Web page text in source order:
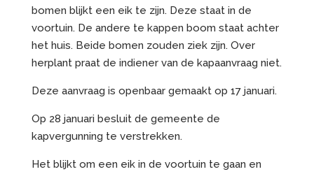
bomen blijkt een eik te zijn. Deze staat in de
voortuin. De andere te kappen boom staat achter
het huis. Beide bomen zouden ziek zijn. Over
herplant praat de indiener van de kapaanvraag niet.
Deze aanvraag is openbaar gemaakt op 17 januari.
Op 28 januari besluit de gemeente de
kapvergunning te verstrekken.
Het blijkt om een eik in de voortuin te gaan en